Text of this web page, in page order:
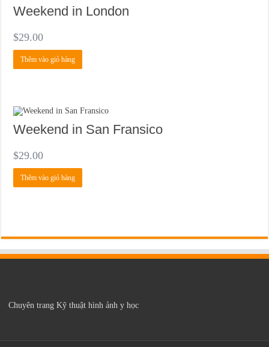
Weekend in London
$29.00
Thêm vào giỏ hàng
Weekend in San Fransico
$29.00
Thêm vào giỏ hàng
Chuyên trang Kỹ thuật hình ảnh y học